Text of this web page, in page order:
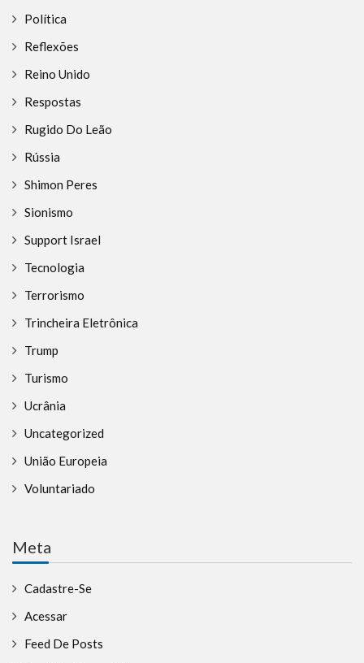
Política
Reflexões
Reino Unido
Respostas
Rugido Do Leão
Rússia
Shimon Peres
Sionismo
Support Israel
Tecnologia
Terrorismo
Trincheira Eletrônica
Trump
Turismo
Ucrânia
Uncategorized
União Europeia
Voluntariado
Meta
Cadastre-Se
Acessar
Feed De Posts